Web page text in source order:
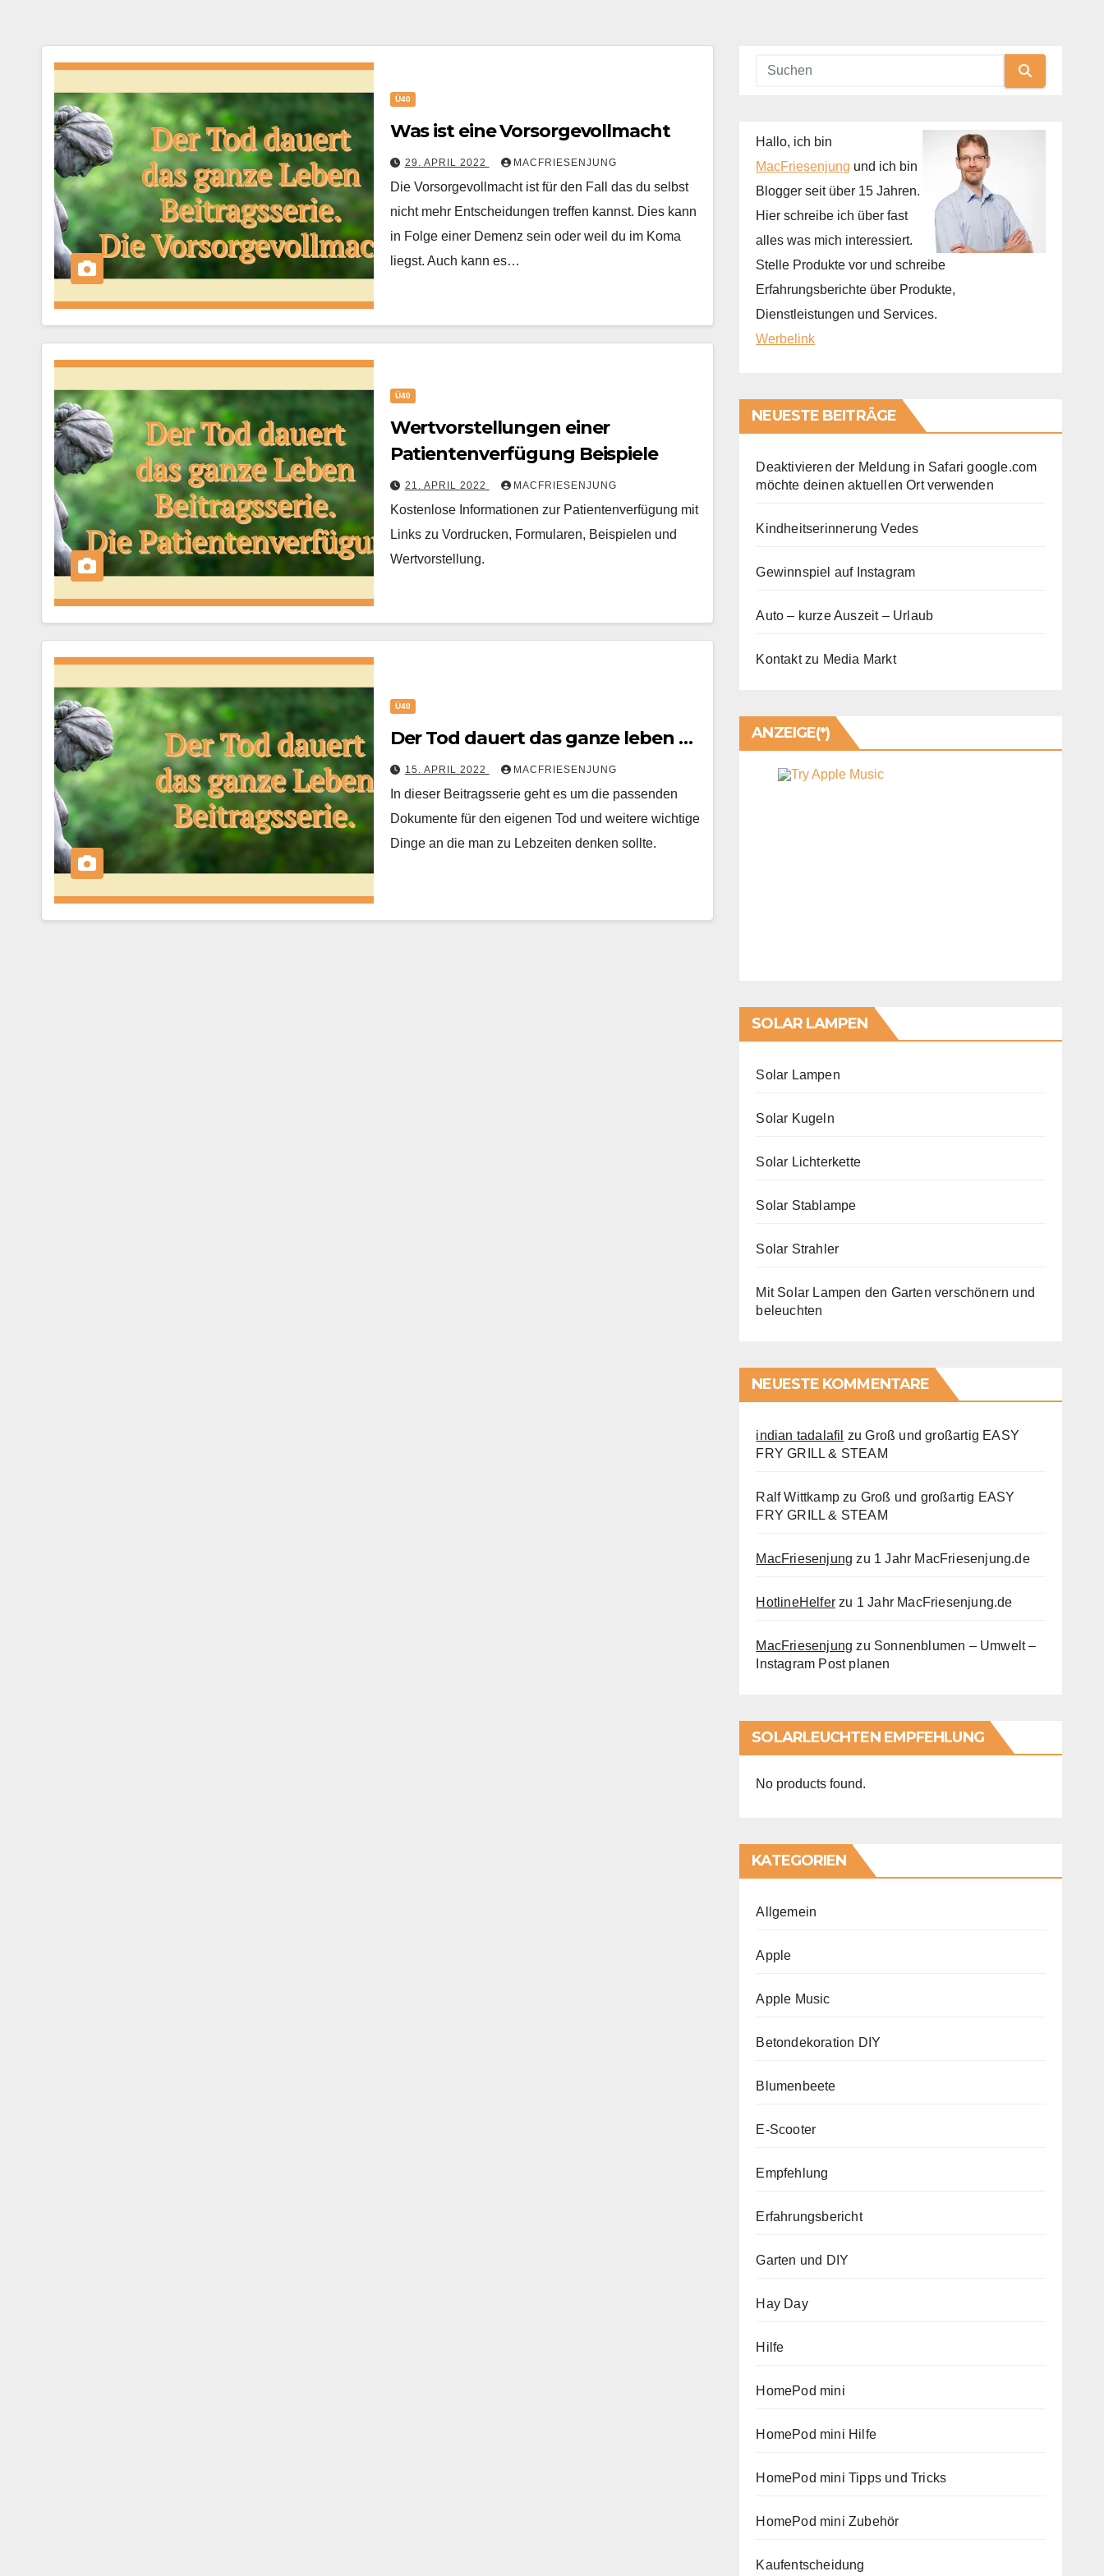
Ü40
Was ist eine Vorsorgevollmacht
29. APRIL 2022 MACFRIESENJUNG
Die Vorsorgevollmacht ist für den Fall das du selbst
nicht mehr Entscheidungen treffen kannst. Dies kann
in Folge einer Demenz sein oder weil du im Koma
liegst. Auch kann es…
Ü40
Wertvorstellungen einer
Patientenverfügung Beispiele
21. APRIL 2022 MACFRIESENJUNG
Kostenlose Informationen zur Patientenverfügung mit
Links zu Vordrucken, Formularen, Beispielen und
Wertvorstellung.
Ü40
Der Tod dauert das ganze leben …
15. APRIL 2022 MACFRIESENJUNG
In dieser Beitragsserie geht es um die passenden
Dokumente für den eigenen Tod und weitere wichtige
Dinge an die man zu Lebzeiten denken sollte.
Hallo, ich bin
MacFriesenjung und ich bin
Blogger seit über 15 Jahren.
Hier schreibe ich über fast
alles was mich interessiert.
Stelle Produkte vor und schreibe
Erfahrungsberichte über Produkte,
Dienstleistungen und Services.
Werbelink
NEUESTE BEITRÄGE
Deaktivieren der Meldung in Safari google.com
möchte deinen aktuellen Ort verwenden
Kindheitserinnerung Vedes
Gewinnspiel auf Instagram
Auto – kurze Auszeit – Urlaub
Kontakt zu Media Markt
ANZEIGE(*)
SOLAR LAMPEN
Solar Lampen
Solar Kugeln
Solar Lichterkette
Solar Stablampe
Solar Strahler
Mit Solar Lampen den Garten verschönern und
beleuchten
NEUESTE KOMMENTARE
indian tadalafil zuGroß und großartig EASY
FRY GRILL & STEAM
Ralf Wittkampzu Groß und großartig EASY
FRY GRILL & STEAM
MacFriesenjung zu 1 Jahr MacFriesenjung.de
HotlineHelferzu 1 Jahr MacFriesenjung.de
MacFriesenjung zu Sonnenblumen – Umwelt –
Instagram Post planen
SOLARLEUCHTEN EMPFEHLUNG
No products found.
KATEGORIEN
Allgemein
Apple
Apple Music
Betondekoration DIY
Blumenbeete
E-Scooter
Empfehlung
Erfahrungsbericht
Garten und DIY
Hay Day
Hilfe
HomePod mini
HomePod mini Hilfe
HomePod mini Tipps und Tricks
HomePod mini Zubehör
Kaufentscheidung